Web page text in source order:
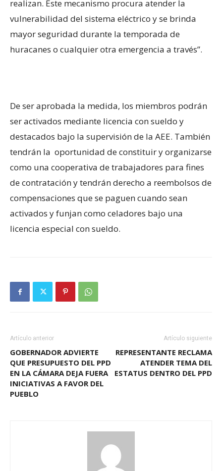
realizan. Este mecanismo procura atender la
vulnerabilidad del sistema eléctrico y se brinda
mayor seguridad durante la temporada de
huracanes o cualquier otra emergencia a través”.
De ser aprobada la medida, los miembros podrán
ser activados mediante licencia con sueldo y
destacados bajo la supervisión de la AEE. También
tendrán la oportunidad de constituir y organizarse
como una cooperativa de trabajadores para fines
de contratación y tendrán derecho a reembolsos de
compensaciones que se paguen cuando sean
activados y funjan como celadores bajo una
licencia especial con sueldo.
Artículo anterior
GOBERNADOR ADVIERTE
QUE PRESUPUESTO DEL PPD
EN LA CÁMARA DEJA FUERA
INICIATIVAS A FAVOR DEL
PUEBLO
Artículo siguiente
REPRESENTANTE RECLAMA
ATENDER TEMA DEL
ESTATUS DENTRO DEL PPD